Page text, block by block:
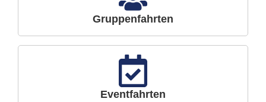
Gruppenfahrten
Eventfahrten